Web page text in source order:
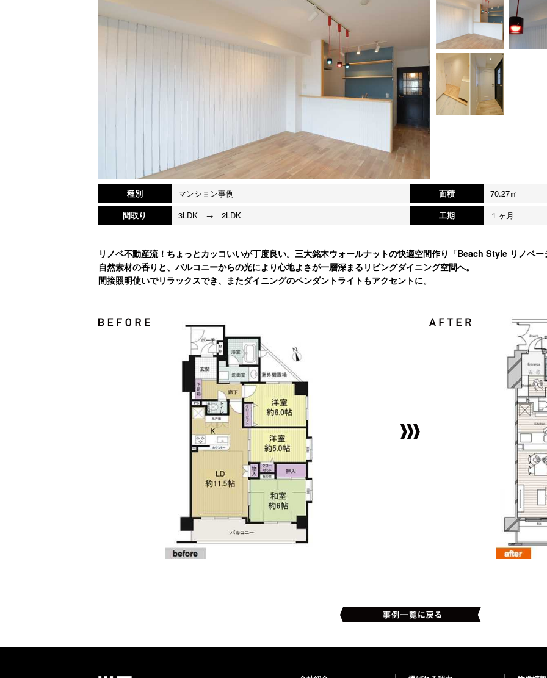
種別 マンション事例 面積
70.27㎡
間取り
3LDK → 2LDK 工期 １ヶ月
リノベ不動産流！ちょっとカッコいいが丁度良い。三大銘木ウォールナットの快適空間作り「Beach Style リノベー
自然素材の香りと、バルコニーからの光により心地よさが一層深まるリビングダイニング空間へ。
間接照明使いでリラックスでき、またダイニングのペンダントライトもアクセントに。